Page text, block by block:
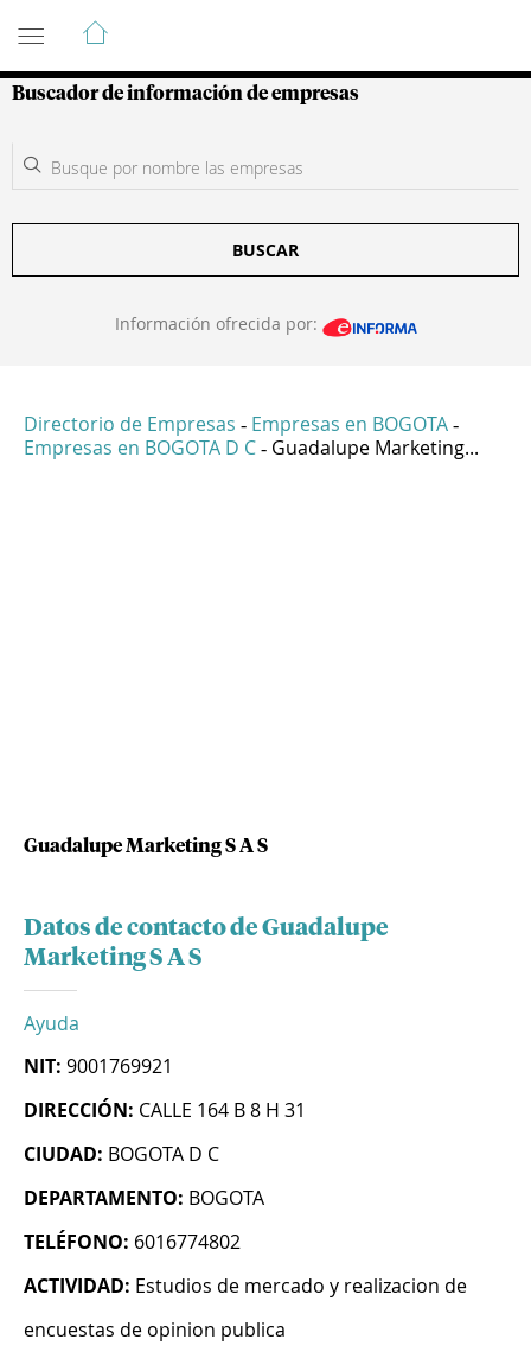
Guía de Empresas Colombianas
Buscador de información de empresas
BUSCAR
Información ofrecida por:
Directorio de Empresas - Empresas en BOGOTA -
Empresas en BOGOTA D C - Guadalupe Marketing...
Guadalupe Marketing S A S
Datos de contacto de Guadalupe
Marketing S A S
Ayuda
NIT: 9001769921
DIRECCIÓN: CALLE 164 B 8 H 31
CIUDAD: BOGOTA D C
DEPARTAMENTO: BOGOTA
TELÉFONO: 6016774802
ACTIVIDAD: Estudios de mercado y realizacion de
encuestas de opinion publica